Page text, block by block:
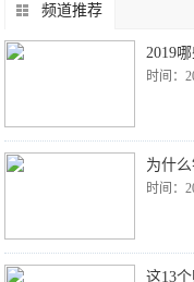
频道推荐
2019
时间：
为什
时间：
这13